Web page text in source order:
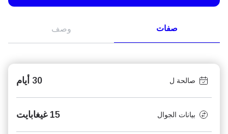
صفات وصف
صالحة ل 30 أيام
بيانات الجوال 15 غيغابايت